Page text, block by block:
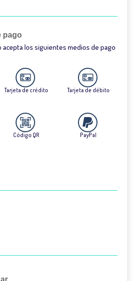
pago
acepta los siguientes medios de pago
Tarjeta de crédito Tarjeta de débito
Código QR PayPal